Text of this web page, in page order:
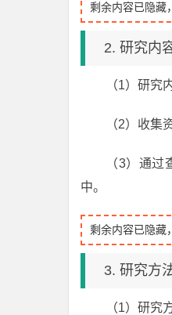
剩余内容已隐藏
2. 研究内
（1）研究
（2）收集
（3）通
中。
剩余内容已隐藏
3. 研究方
（1）研究